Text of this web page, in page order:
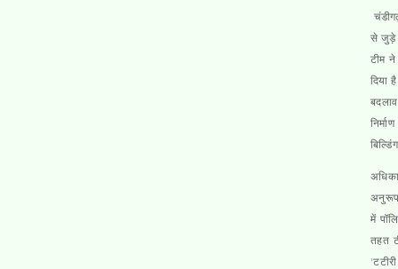
से जुड़े
टीम
दिया
अनुरूप
में
तहत